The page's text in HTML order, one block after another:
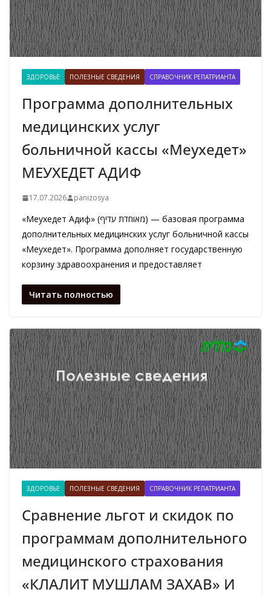
ЗДОРОВЬЕ ПОЛЕЗНЫЕ СВЕДЕНИЯ СПРАВОЧНИК РЕПАТРИАНТА
Программа дополнительных
медицинских услуг
больничной кассы «Меухедет»
МЕУХЕДЕТ АДИФ
17.07.2026 panizosya
«Меухедет Адиф» (מאוחדת עדיף) — базовая программа
дополнительных медицинских услуг больничной кассы
«Меухедет». Программа дополняет государственную
корзину здравоохранения и предоставляет
Читать полностью
ЗДОРОВЬЕ ПОЛЕЗНЫЕ СВЕДЕНИЯ СПРАВОЧНИК РЕПАТРИАНТА
Сравнение льгот и скидок по
программам дополнительного
медицинского страхования
«КЛАЛИТ МУШЛАМ ЗАХАВ» И